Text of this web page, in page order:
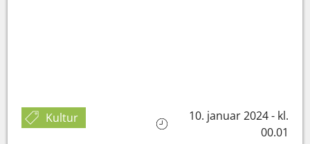
Kultur
10. januar 2024 - kl.
00.01